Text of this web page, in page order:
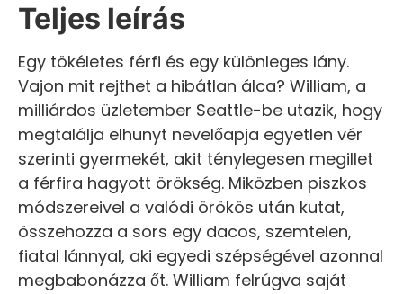
Teljes leírás
Egy tökéletes férfi és egy különleges lány.
Vajon mit rejthet a hibátlan álca? William, a
milliárdos üzletember Seattle-be utazik, hogy
megtalálja elhunyt nevelőapja egyetlen vér
szerinti gyermekét, akit ténylegesen megillet
a férfira hagyott örökség. Miközben piszkos
módszereivel a valódi örökös után kutat,
összehozza a sors egy dacos, szemtelen,
fiatal lánnyal, aki egyedi szépségével azonnal
megbabonázza őt. William felrúgva saját